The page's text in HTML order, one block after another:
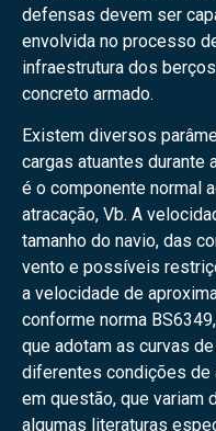
defensas devem ser
envolvida no processo
infraestrutura dos
concreto armado.
Existem diversos
cargas atuantes durante
é o componente normal
atracação, Vb. A
tamanho do navio, das
vento e possíveis
a velocidade de
conforme norma
que adotam as curvas
diferentes condições de
em questão, que variam
algumas literaturas